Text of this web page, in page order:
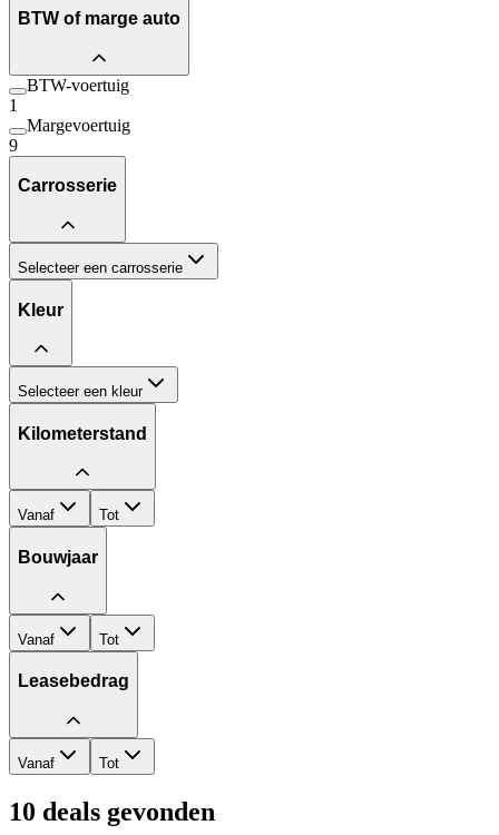
BTW of marge auto
BTW-voertuig
1
Margevoertuig
9
Carrosserie
Selecteer een carrosserie
Kleur
Selecteer een kleur
Kilometerstand
Vanaf Tot
Bouwjaar
Vanaf Tot
Leasebedrag
Vanaf Tot
10 deals gevonden